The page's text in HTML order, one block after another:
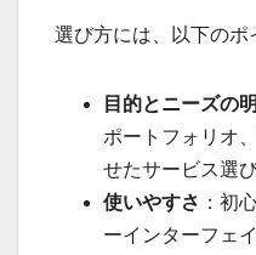
選び方には、以下のポ
目的とニーズの
ポートフォリオ
せたサービス選
使いやすさ ：初
ーインターフェ